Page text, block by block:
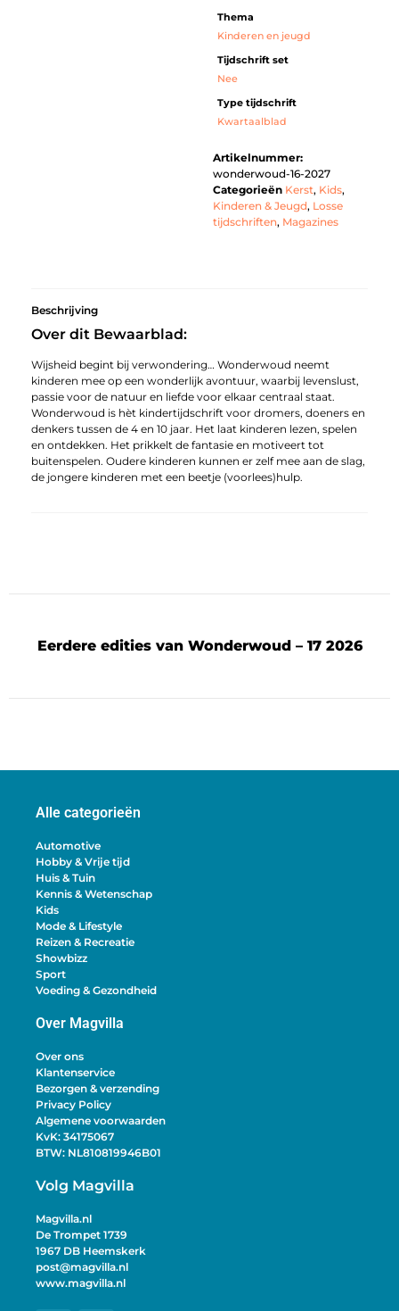
Thema
Kinderen en jeugd
Tijdschrift set
Nee
Type tijdschrift
Kwartaalblad
Artikelnummer:
wonderwoud-16-2027
Categorieën Kerst, Kids,
Kinderen & Jeugd, Losse
tijdschriften, Magazines
Beschrijving
Over dit Bewaarblad:
Wijsheid begint bij verwondering… Wonderwoud neemt
kinderen mee op een wonderlijk avontuur, waarbij levenslust,
passie voor de natuur en liefde voor elkaar centraal staat.
Wonderwoud is hèt kindertijdschrift voor dromers, doeners en
denkers tussen de 4 en 10 jaar. Het laat kinderen lezen, spelen
en ontdekken. Het prikkelt de fantasie en motiveert tot
buitenspelen. Oudere kinderen kunnen er zelf mee aan de slag,
de jongere kinderen met een beetje (voorlees)hulp.
Eerdere edities van Wonderwoud – 17 2026
Alle categorieën
Automotive
Hobby & Vrije tijd
Huis & Tuin
Kennis & Wetenschap
Kids
Mode & Lifestyle
Reizen & Recreatie
Showbizz
Sport
Voeding & Gezondheid
Over Magvilla
Over ons
Klantenservice
Bezorgen & verzending
Privacy Policy
Algemene voorwaarden
KvK: 34175067
BTW: NL810819946B01
Volg Magvilla
Magvilla.nl
De Trompet 1739
1967 DB Heemskerk
post@magvilla.nl
www.magvilla.nl